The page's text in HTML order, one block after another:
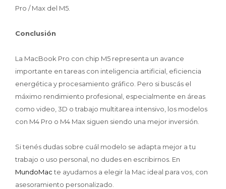
Pro / Max del M5.
Conclusión
La MacBook Pro con chip M5 representa un avance
importante en tareas con inteligencia artificial, eficiencia
energética y procesamiento gráfico. Pero si buscás el
máximo rendimiento profesional, especialmente en áreas
como video, 3D o trabajo multitarea intensivo, los modelos
con M4 Pro o M4 Max siguen siendo una mejor inversión.
Si tenés dudas sobre cuál modelo se adapta mejor a tu
trabajo o uso personal, no dudes en escribirnos. En
MundoMacte ayudamos a elegir la Mac ideal para vos, con
asesoramiento personalizado.